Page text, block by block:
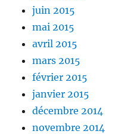
juin 2015
mai 2015
avril 2015
mars 2015
février 2015
janvier 2015
décembre 2014
novembre 2014